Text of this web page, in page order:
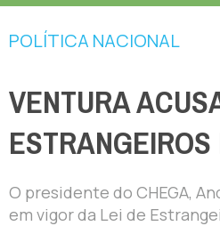
POLÍTICA NACIONAL
VENTURA
O presidente do CHEGA,
em vigor da Lei de